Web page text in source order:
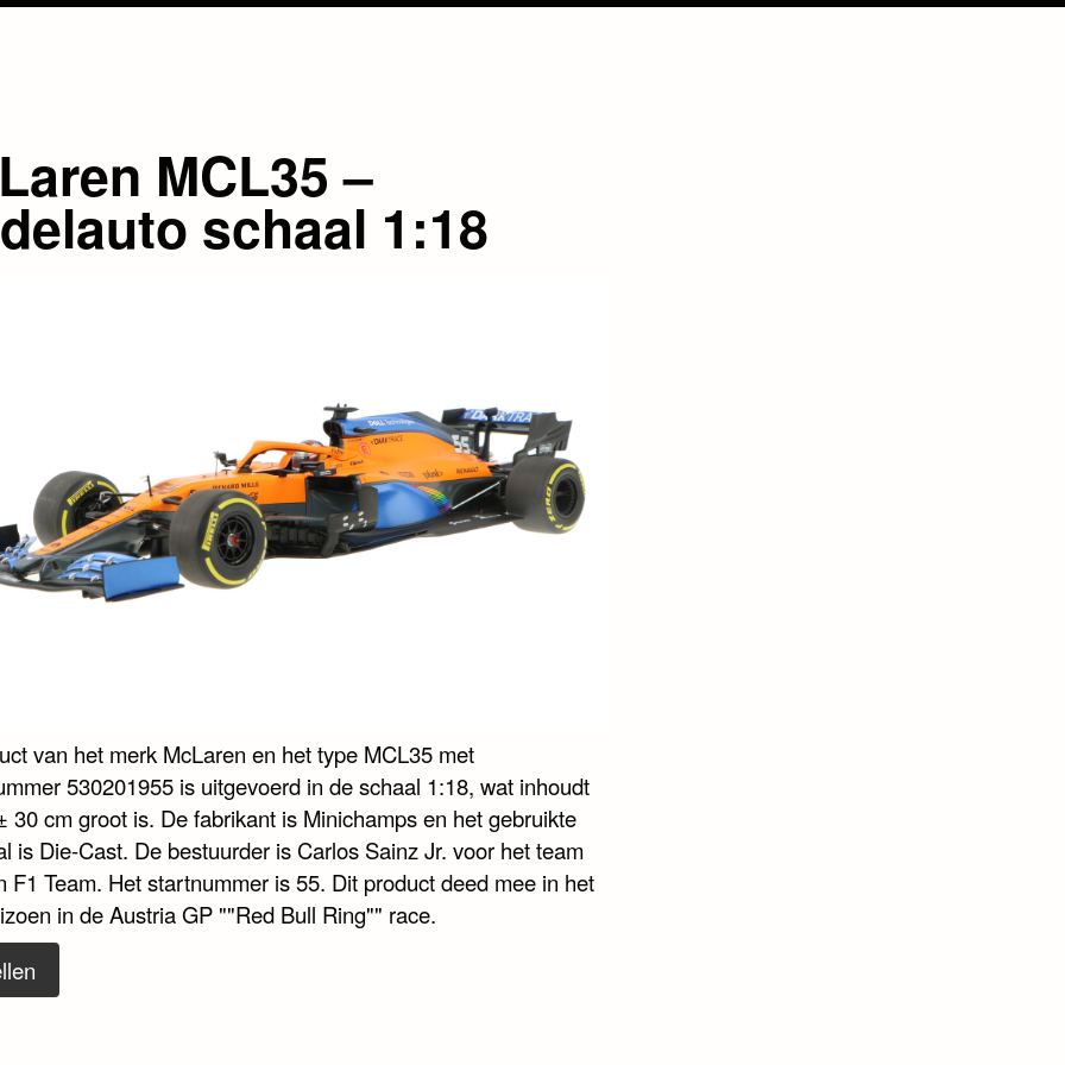
MCL35 –
schaal 1:18
van het merk McLaren en het type MCL35 met
530201955 is uitgevoerd in de schaal 1:18, wat inhoudt
30 cm groot is. De fabrikant is Minichamps en het gebruikte
is Die-Cast. De bestuurder is Carlos Sainz Jr. voor het team
F1 Team. Het startnummer is 55. Dit product deed mee in het
in de Austria GP ""Red Bull Ring"" race.